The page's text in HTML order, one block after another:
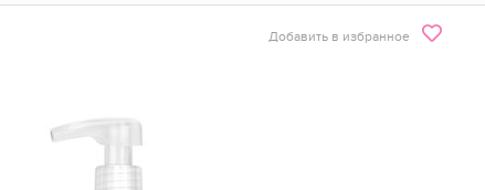
Добавить в избранное